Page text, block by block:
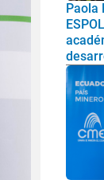
Paola